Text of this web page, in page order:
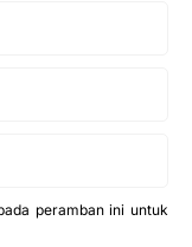
peramban ini untuk